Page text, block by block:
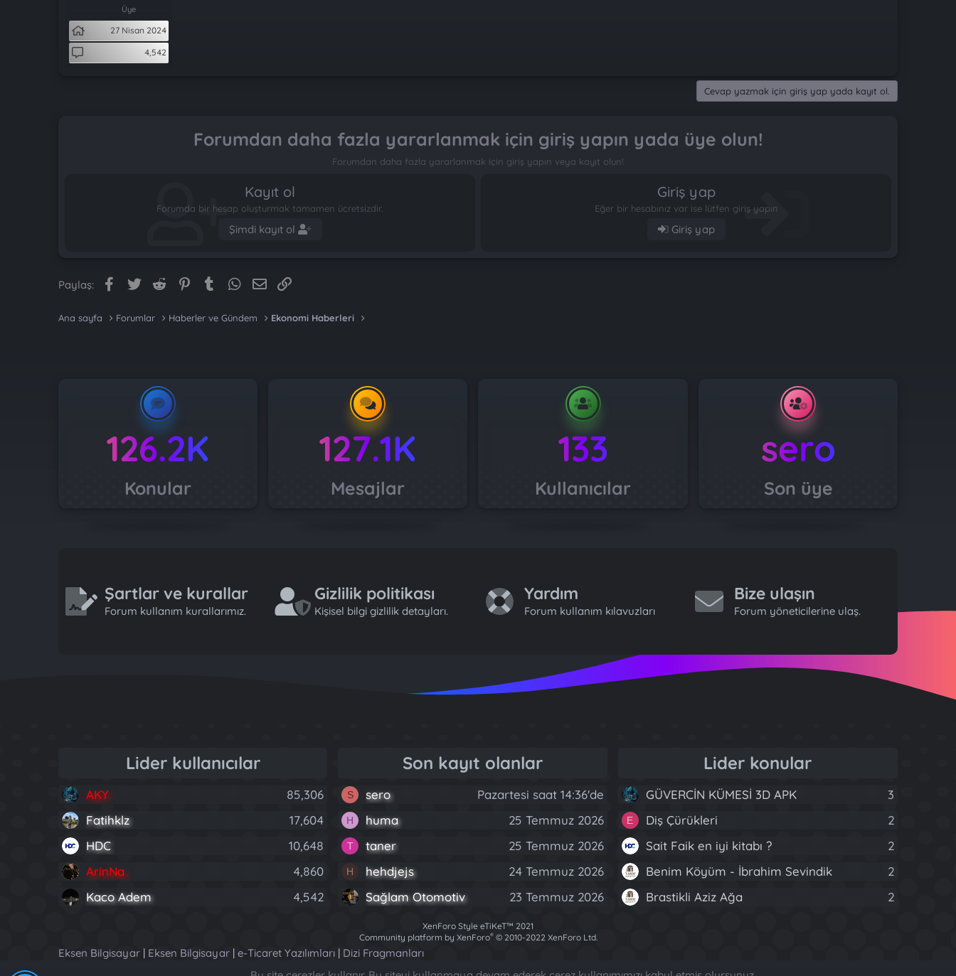
t
a
n
Üye
27 Nisan 2024
4,542
Cevap yazmak için giriş yap yada kayıt ol.
Forumdan daha fazla yararlanmak için giriş yapın yada üye olun!
Forumdan daha fazla yararlanmak için giriş yapın veya kayıt olun!
Kayıt ol
Forumda bir hesap oluşturmak tamamen ücretsizdir.
Şimdi kayıt ol
Giriş yap
Eğer bir hesabınız var ise lütfen giriş yapın
Giriş yap
Paylaş: Facebook
Twitter Reddit PinterestTumblrWhatsApp
E-posta
Ana sayfa Forumlar Haberler ve Gündem Ekonomi Haberleri
126.2K
Konular
127.1K
Mesajlar
133
Kullanıcılar
sero
Son üye
Şartlar ve kurallar
Forum kullanım kurallarımız.
Gizlilik politikası
Kişisel bilgi gizlilik detayları.
Yardım
Forum kullanım kılavuzları
Bize ulaşın
Forum yöneticilerine ulaş.
Lider kullanıcılar
AKY
85,306
Fatihklz
17,604
HDC
10,648
ArinNa
4,860
Kaco Adem
4,542
Son kayıt olanlar
S sero Pazartesi saat 14:36'de
H huma 25 Temmuz 2026
T taner 25 Temmuz 2026
H hehdjejs
24 Temmuz 2026
Sağlam Otomotiv
23 Temmuz 2026
Lider konular
GÜVERCİN KÜMESİ 3D APK 3
E Diş Çürükleri
2
Sait Faik en iyi kitabı ?
2
Benim Köyüm - İbrahim Sevindik
2
Brastikli Aziz Ağa
2
XenForo Style eTiKeT™ 2021
Community platform by XenForo® © 2010-2022 XenForo Ltd.
[XGT] Forum statistics system
Eksen Bilgisayar | Eksen Bilgisayar | e-Ticaret Yazılımları | Dizi Fragmanları